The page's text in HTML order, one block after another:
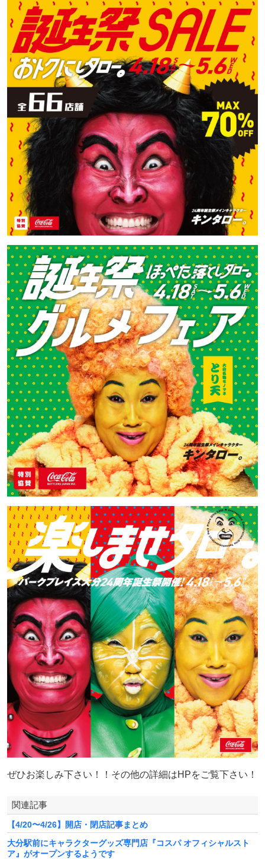
ぜひお楽しみ下さい！！その他の詳細はHPをご覧下さい！
関連記事
【4/20〜4/26】開店・閉店記事まとめ
大分駅前にキャラクターグッズ専門店『コスパ オフィシャルスト
ア』がオープンするようです